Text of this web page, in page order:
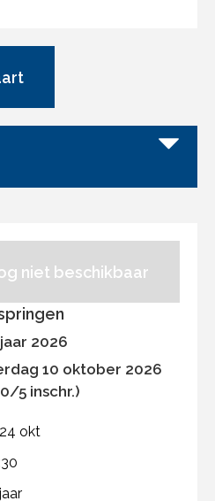
niet beschikbaar
2026
10 oktober 2026
5 inschr.)
okt